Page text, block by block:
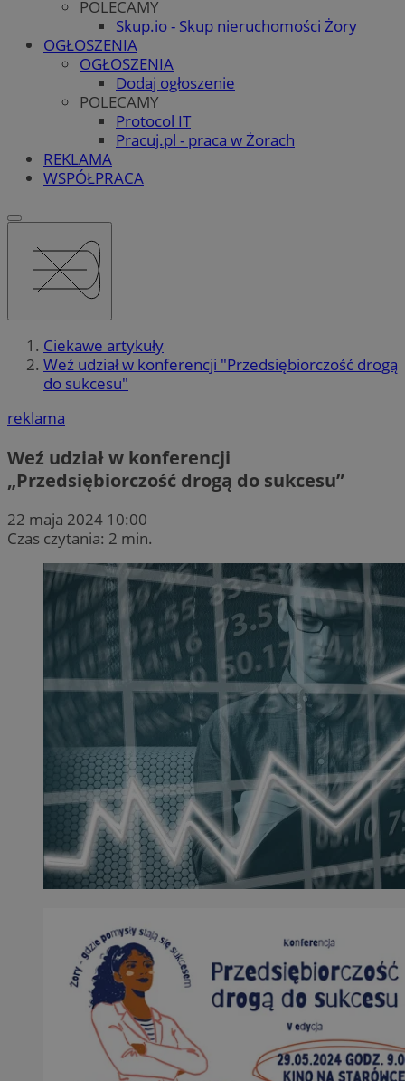
POLECAMY
Skup.io - Skup nieruchomości Żory
OGŁOSZENIA
OGŁOSZENIA
Dodaj ogłoszenie
POLECAMY
Protocol IT
Pracuj.pl - praca w Żorach
REKLAMA
WSPÓŁPRACA
Ciekawe artykuły
Weź udział w konferencji "Przedsiębiorczość drogą
do sukcesu"
reklama
Weź udział w konferencji
„Przedsiębiorczość drogą do sukcesu”
22 maja 2024 10:00
Czas czytania: 2 min.